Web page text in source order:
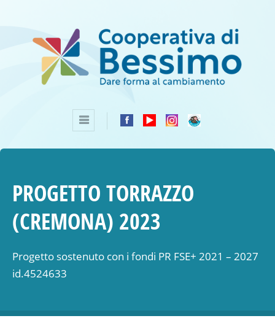
PROGETTO TORRAZZO
(CREMONA) 2023
Progetto sostenuto con i fondi PR FSE+ 2021 – 2027
id.4524633